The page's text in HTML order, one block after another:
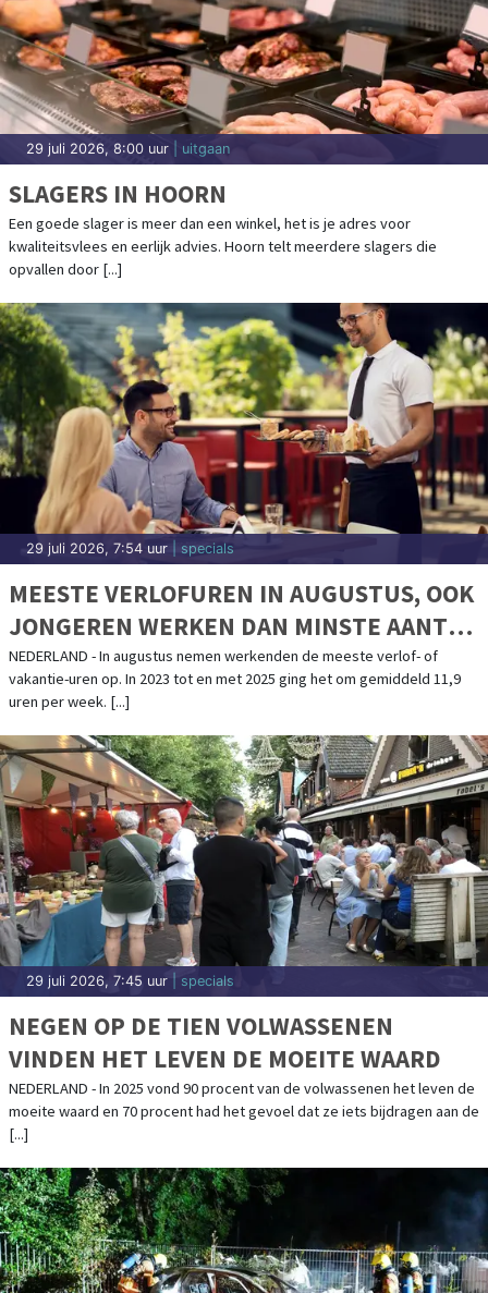
vakantie-uren op. In 2023 tot en met 2025 ging het om gemiddeld 11,9
uren per week. [...]
29 juli 2026, 7:45 uur| specials
NEGEN OP DE TIEN VOLWASSENEN
VINDEN HET LEVEN DE MOEITE WAARD
NEDERLAND - In 2025 vond 90 procent van de volwassenen het leven de
moeite waard en 70 procent had het gevoel dat ze iets bijdragen aan de
[...]
29 juli 2026, 5:34 uur| 112
AUTO UITGEBRAND OP TERREIN VAN
TANKSTATION
HOORN - De brandweer is in de nacht van dinsdag op woensdag
omstreeks 00.10 uur uitgerukt voor een autobrand aan het Keern in
Hoorn.De auto, welke [...]
MEEST GELEZEN
Schietincident aan de Korenmolen in